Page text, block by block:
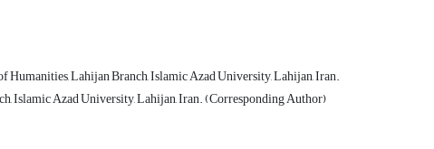
Humanities, Lahijan Branch, Islamic Azad University, Lahijan, Iran.
Islamic Azad University, Lahijan, Iran. (Corresponding Author)